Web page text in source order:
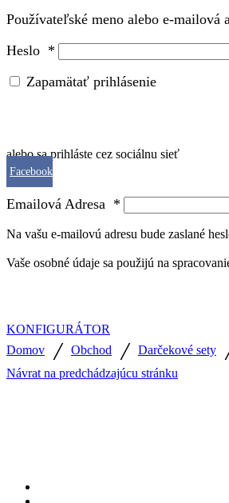
Používateľské meno alebo e-mailová
Heslo *
Zapamätať prihlásenie
alebo sa prihláste cez sociálnu sieť
Facebook
Emailová Adresa *
Na vašu e-mailovú adresu bude zaslané
Vaše osobné údaje sa použijú na
KONFIGURÁTOR
Domov
/ Obchod / Darčekové sety
Návrat na predchádzajúcu stránku